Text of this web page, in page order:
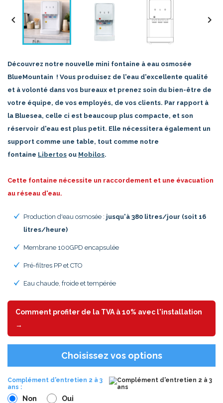
 
Découvrez notre nouvelle mini fontaine à eau osmosée
BlueMountain ! Vous produisez de l'eau d'excellente qualité
et à volonté dans vos bureaux et prenez soin du bien-être de
votre équipe, de vos employés, de vos clients. Par rapport à
la Bluesea, celle ci est beaucoup plus compacte, et son
réservoir d'eau est plus petit. Elle nécessitera également un
support comme une table, tout comme notre
fontaine Libertos ou Mobilos.
Cette fontaine nécessite un raccordement et une évacuation
au réseau d'eau.
Production d'eau osmosée : jusqu'à 380 litres/jour (soit 16
litres/heure)
Membrane 100GPD encapsulée
Pré-filtres PP et CTO
Eau chaude, froide et tempérée
Comment profiter de la TVA à 10% avec l'installation
→
Choisissez vos options
Complément d'entretien 2 à 3
ans :
Non Oui